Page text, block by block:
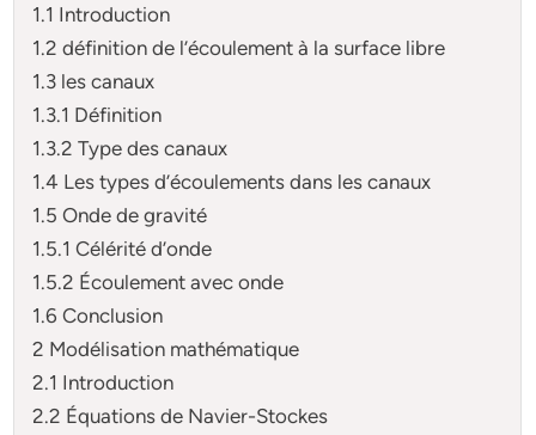
1.1 Introduction
1.2 définition de l’écoulement à la surface libre
1.3 les canaux
1.3.1 Définition
1.3.2 Type des canaux
1.4 Les types d’écoulements dans les canaux
1.5 Onde de gravité
1.5.1 Célérité d’onde
1.5.2 Écoulement avec onde
1.6 Conclusion
2 Modélisation mathématique
2.1 Introduction
2.2 Équations de Navier-Stockes